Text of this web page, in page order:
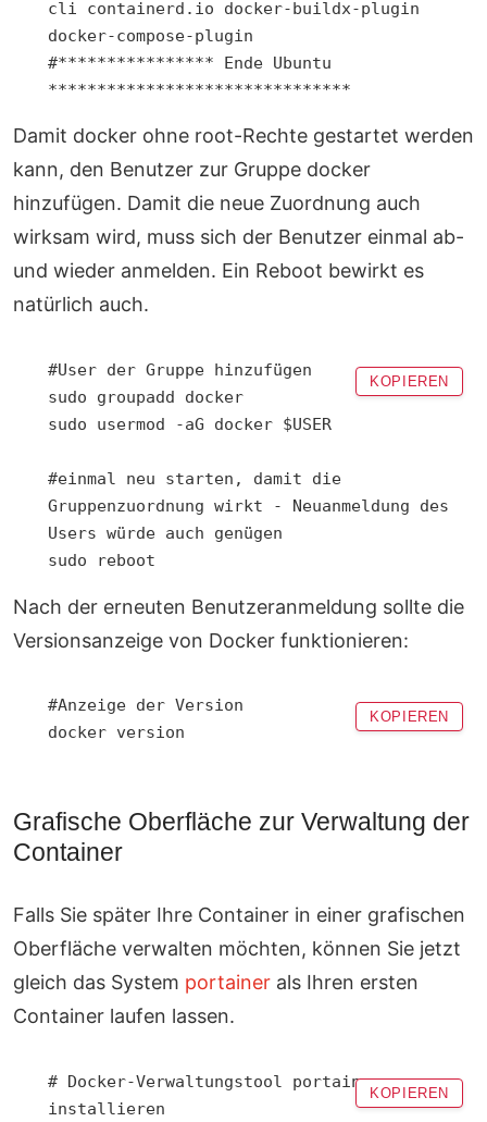
cli containerd.io docker-buildx-plugin
docker-compose-plugin
#**************** Ende Ubuntu
Damit docker ohne root-Rechte gestartet werden
kann, den Benutzer zur Gruppe docker
hinzufügen. Damit die neue Zuordnung auch
wirksam wird, muss sich der Benutzer einmal ab-
und wieder anmelden. Ein Reboot bewirkt es
natürlich auch.
#User der Gruppe hinzufügen
sudo groupadd docker
sudo usermod -aG docker $USER
#einmal neu starten, damit die
Gruppenzuordnung wirkt - Neuanmeldung des
Users würde auch genügen
sudo reboot
KOPIEREN
Nach der erneuten Benutzeranmeldung sollte die
Versionsanzeige von Docker funktionieren:
#Anzeige der Version
docker version
KOPIEREN
Grafische Oberfläche zur Verwaltung der
Container
Falls Sie später Ihre Container in einer grafischen
Oberfläche verwalten möchten, können Sie jetzt
gleich das System portainer als Ihren ersten
Container laufen lassen.
# Docker-Verwaltungstool portainer
installieren
KOPIEREN